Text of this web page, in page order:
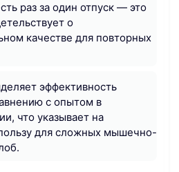
раз за один отпуск — это
о
качестве для повторных
эффективность
с опытом в
что указывает на
для сложных мышечно-